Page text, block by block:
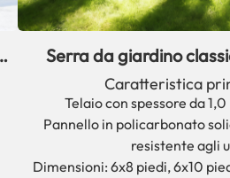
Serra da giardino
accesso
Caratteristica
Telaio con spessore da
Pannello in policarbonato
resistente agli
Dimensioni: 6x8 piedi, 6x10